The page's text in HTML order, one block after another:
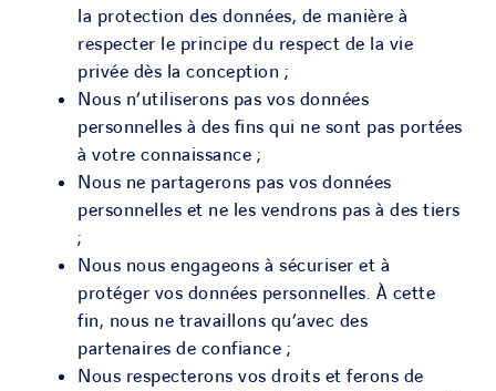
la protection des données, de manière à
respecter le principe du respect de la vie
privée dès la conception ;
Nous n’utiliserons pas vos données
personnelles à des fins qui ne sont pas portées
à votre connaissance ;
Nous ne partagerons pas vos données
personnelles et ne les vendrons pas à des tiers
;
Nous nous engageons à sécuriser et à
protéger vos données personnelles. À cette
fin, nous ne travaillons qu’avec des
partenaires de confiance ;
Nous respecterons vos droits et ferons de